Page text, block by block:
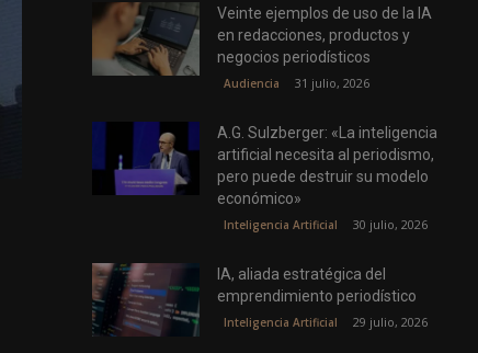
Veinte ejemplos de uso de la IA
en redacciones, productos y
negocios periodísticos
Audiencia 31 julio, 2026
A.G. Sulzberger: «La inteligencia
artificial necesita al periodismo,
pero puede destruir su modelo
económico»
Inteligencia Artificial 30 julio, 2026
IA, aliada estratégica del
emprendimiento periodístico
Inteligencia Artificial 29 julio, 2026